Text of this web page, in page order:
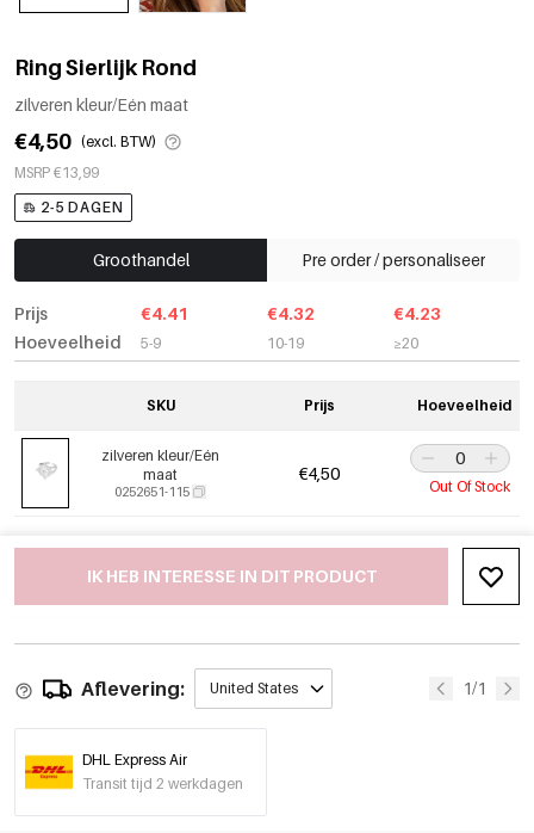
Ring Sierlijk Rond
zilveren kleur/Eén maat
€4,50 (excl. BTW)
MSRP €13,99
2-5 DAGEN
Groothandel Pre order / personaliseer
Prijs
Hoeveelheid
€4.41
5-9
€4.32
10-19
€4.23
≥20
SKU Prijs Hoeveelheid
zilveren kleur/Eén
maat
0252651-115
€4,50
Out Of Stock
IK HEB INTERESSE IN DIT PRODUCT
Aflevering: United States 1/1
DHL Express Air
Transit tijd 2 werkdagen